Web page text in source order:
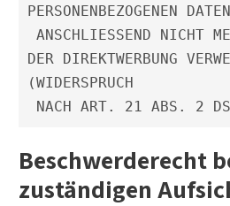
PERSONENBEZOGENEN DATEN
DER DIREKTWERBUNG
(WIDERSPRUCH
NACH ART. 21 ABS. 2
Beschwerderecht
zuständigen